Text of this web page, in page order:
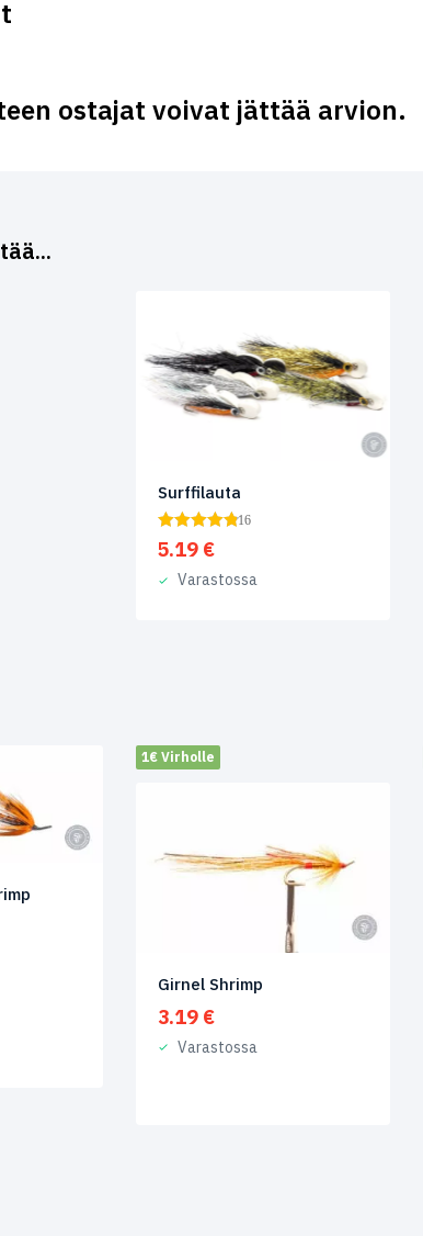
ostajat voivat jättää arvion.
Surffilauta
16
5.19 €
Varastossa
1€ Virholle
Girnel Shrimp
3.19 €
Varastossa